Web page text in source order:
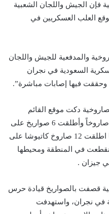
فإن الجيش واللجان الشعبية
العلب العسكريين في
والمدفعية للجيش واللجان
السعودية في نجران
وحققت فيها إصابات مباشرة”.
دكت موقع القائم
العسكري السعودي في جيزان بـ 11 صاروخاً وأطلقت 6 صواريخ على
مركز جلاح العسكري في جيزان، كما اطلقت 12 صاروخ كاتيوشا على
انقطعت في المنطقة ومحيطها
جيزان .
قصفت بالصواريخ قيادة حرس
في نجران، واستهدفت